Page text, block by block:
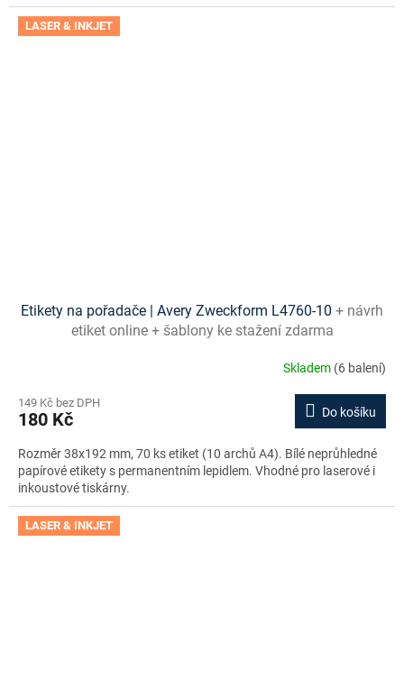
LASER & INKJET
Etikety na pořadače | Avery Zweckform L4760-10 + návrh
etiket online + šablony ke stažení zdarma
Skladem (6 balení)
149 Kč bez DPH
180 Kč Do košíku
Rozměr 38x192 mm, 70 ks etiket (10 archů A4). Bílé neprůhledné
papírové etikety s permanentním lepidlem. Vhodné pro laserové i
inkoustové tiskárny.
LASER & INKJET